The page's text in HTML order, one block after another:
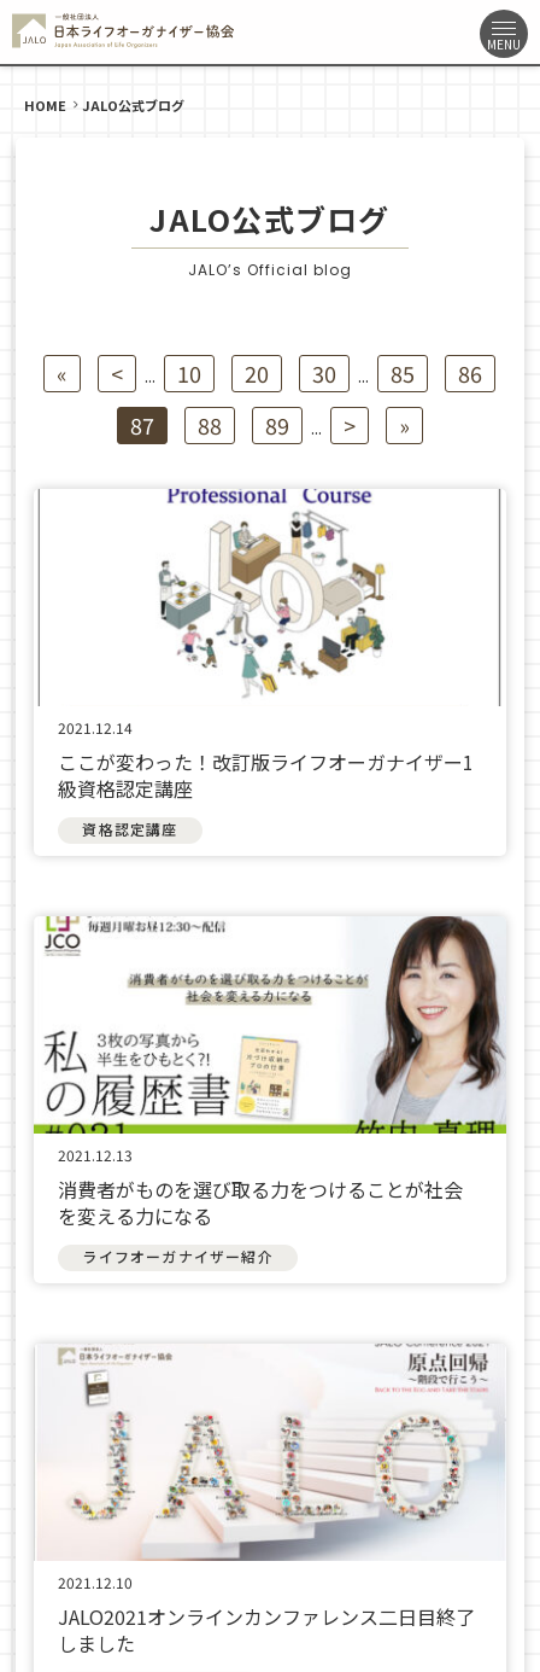
HOME JALO公式ブログ
JALO公式ブログ
JALO’s Official blog
« < ... 10 20 30 ... 85
86
87
88 89 ... > »
2021.12.14
ここが変わった！改訂版ライフオーガナイザー1
級資格認定講座
資格認定講座
2021.12.13
消費者がものを選び取る力をつけることが社会
を変える力になる
ライフオーガナイザー紹介
2021.12.10
JALO2021オンラインカンファレンス二日目終了
しました